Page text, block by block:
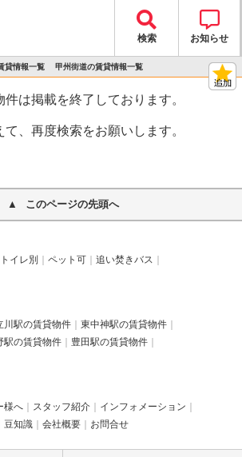
検索 お知らせ
貸情報一覧 甲州街道の賃貸情報一覧
件は掲載を終了しております。
て、再度検索をお願いします。
このページの先頭へ
イレ別 ペット可
追い焚きバス
川駅の賃貸物件
東中神駅の賃貸物件
駅の賃貸物件
豊田駅の賃貸物件
様へ スタッフ紹介
インフォメーション
豆知識 会社概要 お問合せ